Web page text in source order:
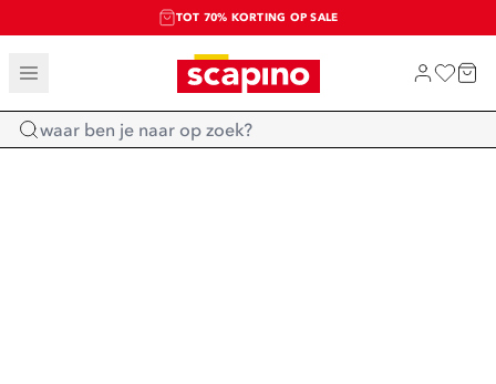
TOT 70% KORTING OP SALE
SALE: LAATSTE KANS!
SHOP NIEUW
Home